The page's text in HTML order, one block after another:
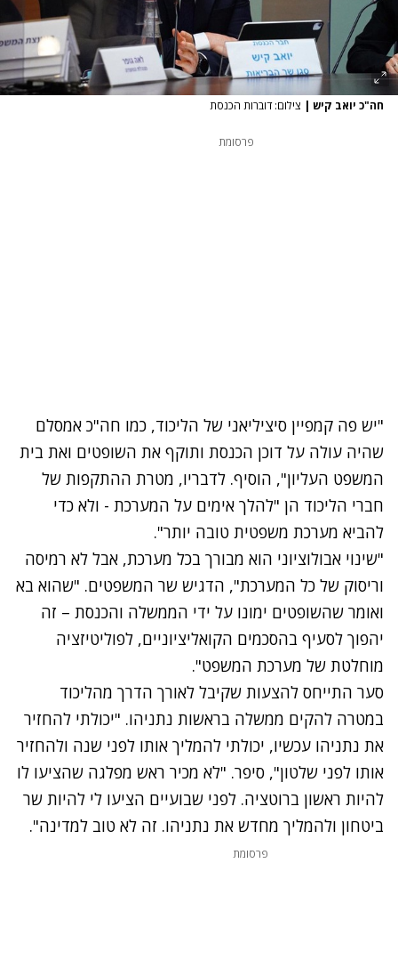
חה"כ יואב קיש | צילום: דוברות הכנסת
פרסומת
"יש פה קמפיין סיציליאני של הליכוד, כמו חה"כ אמסלם
שהיה עולה על דוכן הכנסת ותוקף את השופטים ואת בית
המשפט העליון", הוסיף. לדבריו, מטרת ההתקפות של
חברי הליכוד הן "להלך אימים על המערכת - ולא כדי
להביא מערכת משפטית טובה יותר".
"שינוי אבולוציוני הוא מבורך בכל מערכת, אבל לא רמיסה
וריסוק של כל המערכת", הדגיש שר המשפטים. "שהוא בא
ואומר שהשופטים ימונו על ידי הממשלה והכנסת – זה
יהפוך לסעיף בהסכמים הקואליציוניים, לפוליטיזציה
מוחלטת של מערכת המשפט".
סער התייחס להצעות שקיבל לאורך הדרך מהליכוד
במטרה להקים ממשלה בראשות נתניהו. "יכולתי להחזיר
את נתניהו עכשיו, יכולתי להמליך אותו לפני שנה ולהחזיר
אותו לפני שלטון", סיפר. "לא מכיר ראש מפלגה שהציעו לו
להיות ראשון ברוטציה. לפני שבועיים הציעו לי להיות שר
ביטחון ולהמליך מחדש את נתניהו. זה לא טוב למדינה".
פרסומת